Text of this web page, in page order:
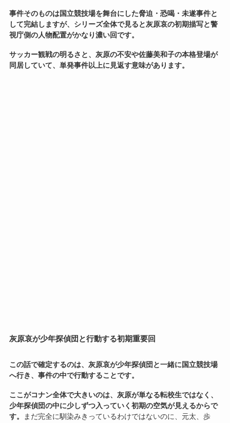
事件そのものは国立競技場を舞台にした脅迫・恐喝・未遂事件と
して完結しますが、シリーズ全体で見ると灰原哀の初期描写と警
視庁側の人物配置がかなり濃い回です。
サッカー観戦の明るさと、灰原の不安や佐藤美和子の本格登場が
同居していて、単発事件以上に見返す意味があります。
灰原哀が少年探偵団と行動する初期重要回
この話で確定するのは、灰原哀が少年探偵団と一緒に国立競技場
へ行き、事件の中で行動することです。
ここがコナン全体で大きいのは、灰原が単なる転校生ではなく、
少年探偵団の中に少しずつ入っていく初期の空気が見えるからで
す。
まだ完全に馴染みきっているわけではないのに、元太、歩